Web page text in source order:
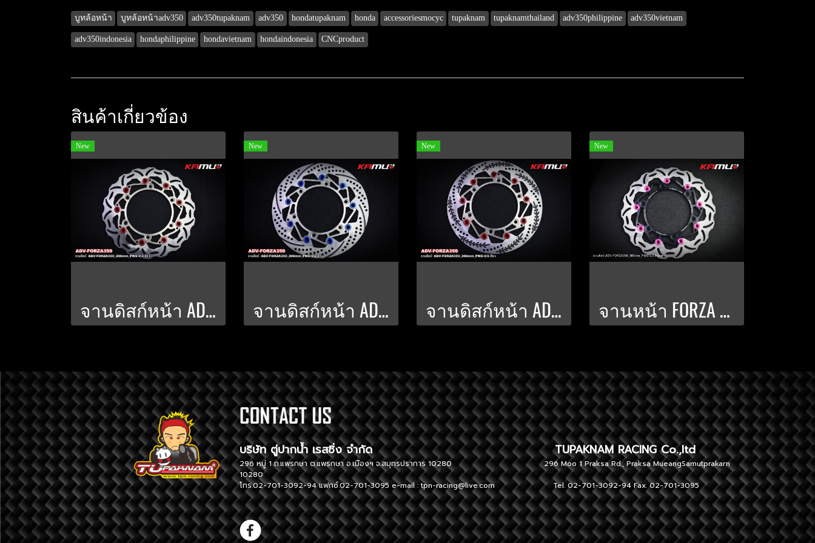
บูทล้อหน้า บูทล้อหน้าadv350 adv350tupaknam adv350 hondatupaknam honda accessoriesmocyc tupaknam tupaknamthailand adv350philippine adv350vietnam
adv350indonesia hondaphilippine hondavietnam hondaindonesia CNCproduct
สินค้าเกี่ยวข้อง
New
จานดิสก์หน้า ADV-350_FORZA-300-350_300 มิล PWS-V.3 สีชา
New
จานดิสก์หน้า ADV-350_FORZA-300-350_300 มิล PWS-V.2 สีชา
New
จานดิสก์หน้า ADV-350_FORZA-300-350_300 มิล PWS-V.5 สีชา
New
จานหน้า FORZA / ADV-350 300 มิล. PWS-V.3 สีชมพู
บริษัท ตู่ปากน้ำ เรสซิ่ง จำกัด TUPAKNAM RACING Co.,ltd
296 หมู่ 1 ถ.แพรกษา ต.แพรกษา อ.เมืองฯ จ.สมุทรปราการ 10280 296 Moo 1 Praksa Rd., Praksa MueangSamutprakarn
10280
โทร.02-701-3092-94 แฟกซ์.02-701-3095 e-mail :tpn-racing@live.comTel. 02-701-3092-94 Fax. 02-701-3095